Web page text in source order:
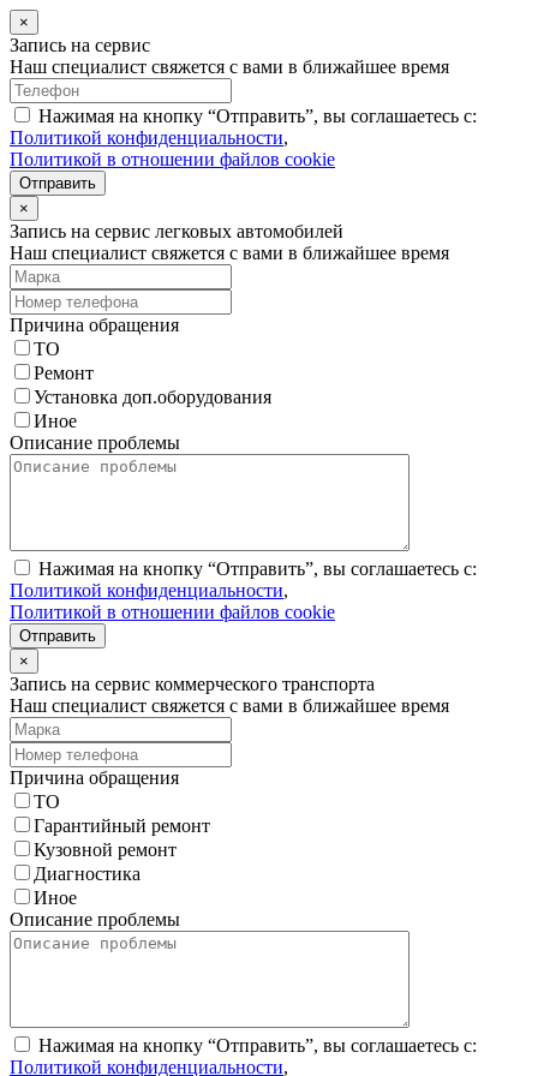
×
Запись на сервис
Наш специалист свяжется с вами в ближайшее время
Нажимая на кнопку “Отправить”, вы соглашаетесь с:
Политикой конфиденциальности,
Политикой в отношении файлов cookie
Отправить
×
Запись на сервис легковых автомобилей
Наш специалист свяжется с вами в ближайшее время
Причина обращения
ТО
Ремонт
Установка доп.оборудования
Иное
Описание проблемы
Нажимая на кнопку “Отправить”, вы соглашаетесь с:
Политикой конфиденциальности,
Политикой в отношении файлов cookie
Отправить
×
Запись на сервис коммерческого транспорта
Наш специалист свяжется с вами в ближайшее время
Причина обращения
ТО
Гарантийный ремонт
Кузовной ремонт
Диагностика
Иное
Описание проблемы
Нажимая на кнопку “Отправить”, вы соглашаетесь с:
Политикой конфиденциальности,